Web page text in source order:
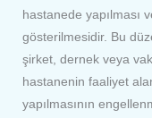
hastanede yapılması
gösterilmesidir. Bu
şirket, dernek veya
hastanenin faaliyet
yapılmasının